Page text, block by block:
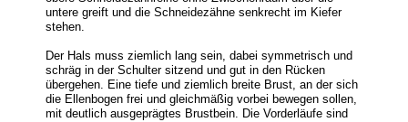
untere greift und die Schneidezähne senkrecht im Kiefer
stehen.
Der Hals muss ziemlich lang sein, dabei symmetrisch und
schräg in der Schulter sitzend und gut in den Rücken
übergehen. Eine tiefe und ziemlich breite Brust, an der sich
die Ellenbogen frei und gleichmäßig vorbei bewegen sollen,
mit deutlich ausgeprägtes Brustbein. Die Vorderläufe sind